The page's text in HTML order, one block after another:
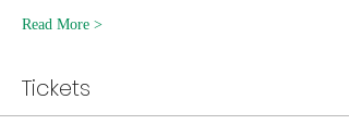
Read More >
Tickets